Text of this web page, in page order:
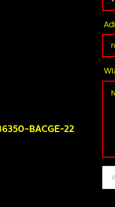
BACGE-22